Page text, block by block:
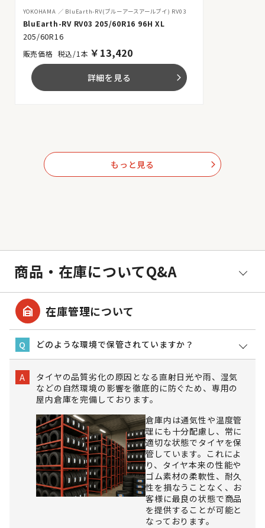
YOKOHAMA BluEarth-RV(ブルーアースアールブイ) RV03
BluEarth-RV RV03 205/60R16 96H XL
205/60R16
税込/1本 ￥ 13,420
詳細を見る arrow_forward_ios
もっと見る arrow_forward_ios
商品・在庫についてQ&A
garage_home 在庫管理について
Q どのような環境で保管されていますか？
A
タイヤの品質劣化の原因となる直射日光や雨、湿気
などの自然環境の影響を徹底的に防ぐため、専用の
屋内倉庫を完備しております。
倉庫内は通気性や温度管
理にも十分配慮し、常に
適切な状態でタイヤを保
管しています。これによ
り、タイヤ本来の性能や
ゴム素材の柔軟性、耐久
性を損なうことなく、お
客様に最良の状態で商品
を提供することが可能と
なっております。